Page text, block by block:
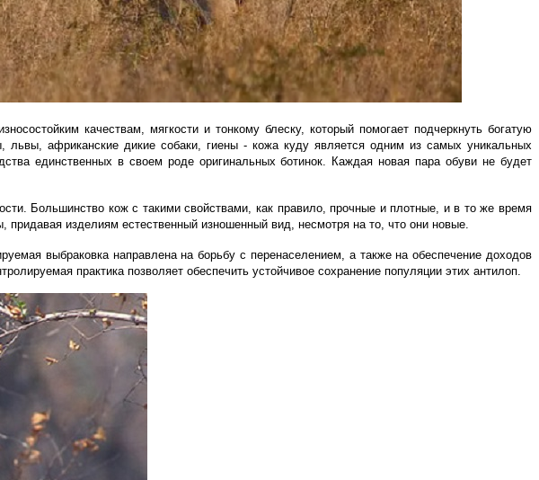
качествам, мягкости и тонкому блеску, который помогает подчеркнуть богатую
африканские дикие собаки, гиены - кожа куду является одним из самых уникальных
единственных в своем роде оригинальных ботинок
Каждая новая пара обуви не будет
Большинство кож с такими свойствами, как правило, прочные и плотные, ив тожевремя
изделиям естественный изношенный вид, несмотря на то, что они новые.
выбраковка направлена на борьбу с перенаселением, а также на обеспечение доходов
практика позволяет обеспечить устойчивое сохранение популяции этих антилоп.